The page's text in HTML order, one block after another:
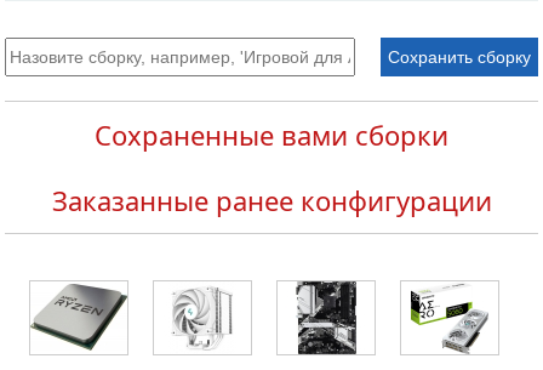
Сохранить сборку
Сохраненные вами сборки
Заказанные ранее конфигурации